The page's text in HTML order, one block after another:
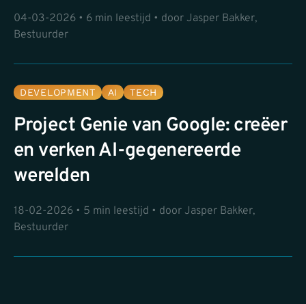
04-03-2026 • 6 min leestijd • door Jasper Bakker,
Bestuurder
DEVELOPMENT AI TECH
Project Genie van Google: creëer
en verken AI-gegenereerde
werelden
18-02-2026 • 5 min leestijd • door Jasper Bakker,
Bestuurder